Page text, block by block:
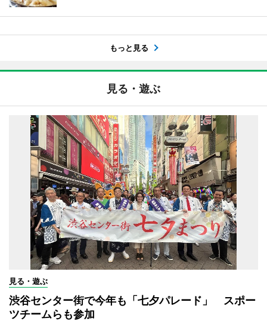
もっと見る
見る・遊ぶ
見る・遊ぶ
渋谷センター街で今年も「七夕パレード」 スポー
ツチームらも参加